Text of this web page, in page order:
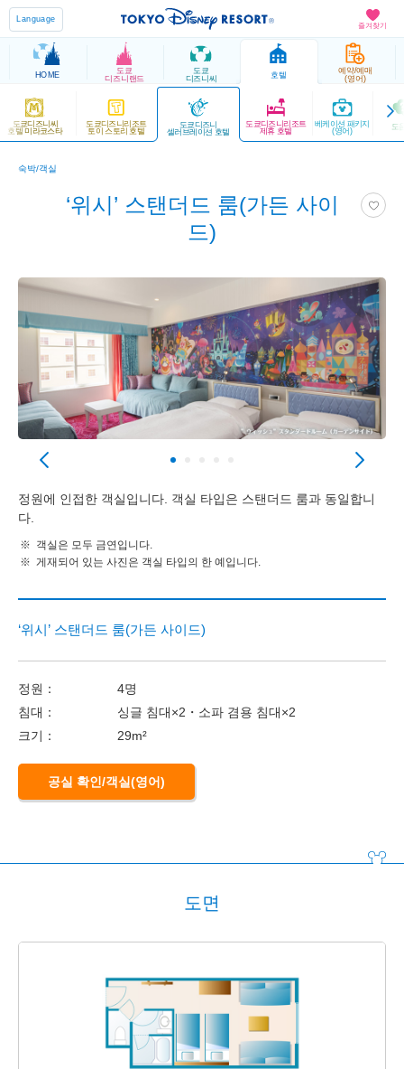
즐겨찾기
Language
HOME
도쿄
디즈니랜드
도쿄
디즈니씨
호텔
예약/예매
(영어)
도쿄디즈니씨
호텔 미라코스타
도쿄디즈니리조트
토이 스토리 호텔
도쿄디즈니
셀러브레이션 호텔
도쿄디즈니리조트
제휴 호텔
베케이션 패키지
(영어) 도
숙박/객실
‘위시’ 스탠더드 룸(가든 사이
드)
정원에 인접한 객실입니다. 객실 타입은 스탠더드 룸과 동일합니
다.
객실은 모두 금연입니다.
게재되어 있는 사진은 객실 타입의 한 예입니다.
‘위시’ 스탠더드 룸(가든 사이드)
정원：
4명
침대：
싱글 침대×2・소파 겸용 침대×2
크기：
29m²
공실 확인/객실(영어)
도면